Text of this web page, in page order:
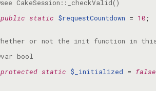
public static $requestCountdown = 10
protected static $_initialized = false